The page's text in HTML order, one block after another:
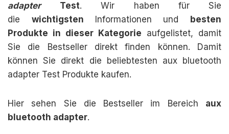
adapter
Test. Wir haben für Sie
die wichtigsten Informationen und
besten
Produkte in dieser Kategorie aufgelistet, damit
Sie die Bestseller direkt finden können. Damit
können Sie direkt die beliebtesten aux bluetooth
adapter Test Produkte kaufen.
Hier sehen Sie die Bestseller im Bereich aux
bluetooth adapter.